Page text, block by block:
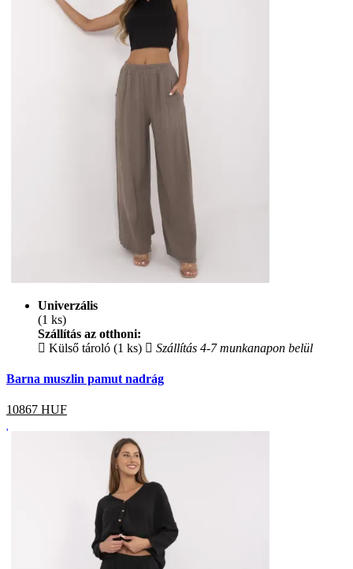
Univerzális
(1 ks)
Szállítás az otthoni:
Külső tároló (1 ks)
Szállítás 4-7 munkanapon belül
Barna muszlin pamut nadrág
10867 HUF